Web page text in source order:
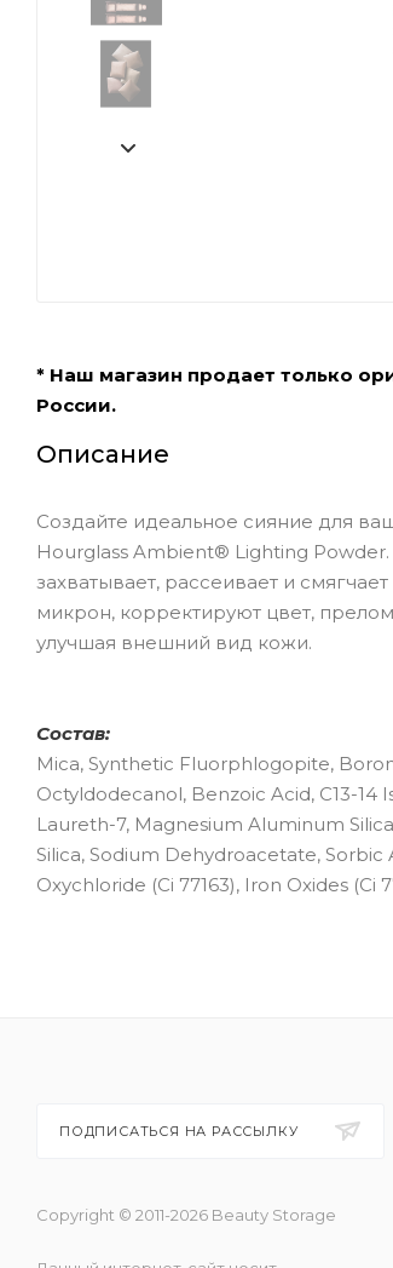
* Наш магазин продает только
России.
Описание
Создайте идеальное сияние для
Hourglass Ambient® Lighting
захватывает, рассеивает и
микрон, корректируют цвет,
улучшая внешний вид кожи.
Состав:
Mica, Synthetic Fluorphlogopite,
Octyldodecanol, Benzoic Acid, C13-
Laureth-7, Magnesium Aluminum
Silica, Sodium Dehydroacetate, Sorbic
Oxychloride (Ci 77163), Iron Oxides (Ci
ПОДПИСАТЬСЯ НА РАССЫЛКУ
Copyright © 2011-2026 Beauty Storage